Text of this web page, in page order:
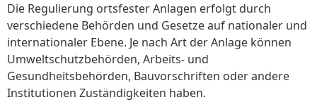
Die Regulierung ortsfester Anlagen erfolgt durch
verschiedene Behörden und Gesetze auf nationaler und
internationaler Ebene. Je nach Art der Anlage können
Umweltschutzbehörden, Arbeits- und
Gesundheitsbehörden, Bauvorschriften oder andere
Institutionen Zuständigkeiten haben.